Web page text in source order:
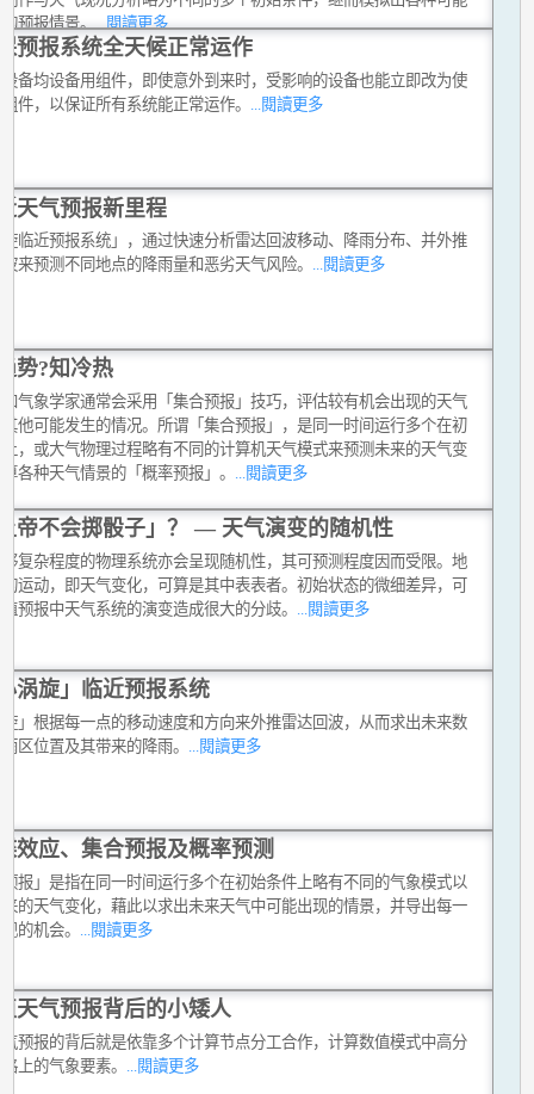
预报情景。
...閱讀更多
预报系统全天候正常运作
备均设备用组件，即使意外到来时，受影响的设备也能立即改为使
件，以保证所有系统能正常运作。
...閱讀更多
天气预报新里程
临近预报系统」，通过快速分析雷达回波移动、降雨分布、并外推
来预测不同地点的降雨量和恶劣天气风险。 ...閱讀更多
势?知冷热
气象学家通常会采用「集合预报」技巧，评估较有机会出现的天气
他可能发生的情况。所谓「集合预报」，是同一时间运行多个在初
，或大气物理过程略有不同的计算机天气模式来预测未来的天气变
各种天气情景的「概率预报」。
...閱讀更多
帝不会掷骰子」？ — 天气演变的随机性
复杂程度的物理系统亦会呈现随机性，其可预测程度因而受限。地
运动，即天气变化，可算是其中表表者。初始状态的微细差异，可
预报中天气系统的演变造成很大的分歧。 ...閱讀更多
涡旋」临近预报系统
」根据每一点的移动速度和方向来外推雷达回波，从而求出未来数
区位置及其带来的降雨。
...閱讀更多
效应、集合预报及概率预测
报」是指在同一时间运行多个在初始条件上略有不同的气象模式以
的天气变化，藉此以求出未来天气中可能出现的情景，并导出每一
的机会。
...閱讀更多
天气预报背后的小矮人
预报的背后就是依靠多个计算节点分工合作，计算数值模式中高分
上的气象要素。 ...閱讀更多